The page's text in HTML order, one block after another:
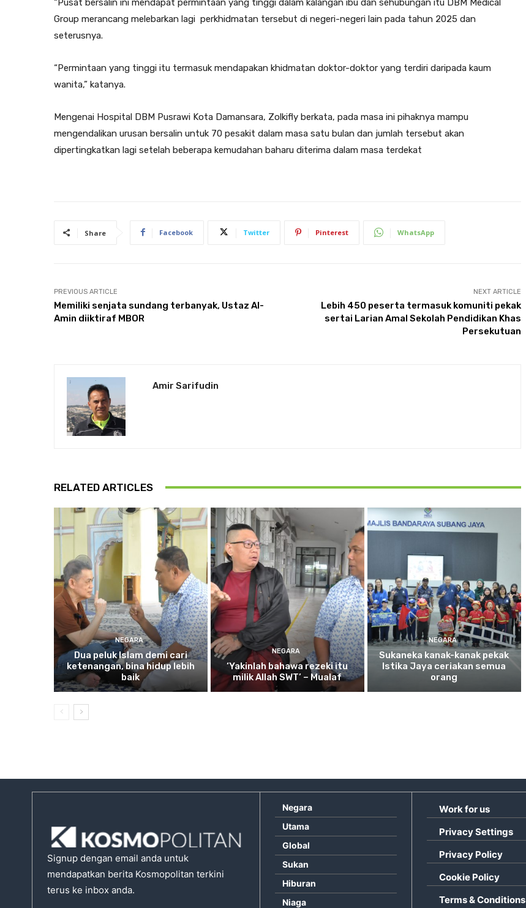
“Pusat bersalin ini mendapat permintaan yang tinggi dalam kalangan ibu dan sehubungan itu DBM Medical
Group merancang melebarkan lagi perkhidmatan tersebut di negeri-negeri lain pada tahun 2025 dan
seterusnya.
“Permintaan yang tinggi itu termasuk mendapakan khidmatan doktor-doktor yang terdiri daripada kaum
wanita,” katanya.
Mengenai Hospital DBM Pusrawi Kota Damansara, Zolkifly berkata, pada masa ini pihaknya mampu
mengendalikan urusan bersalin untuk 70 pesakit dalam masa satu bulan dan jumlah tersebut akan
dipertingkatkan lagi setelah beberapa kemudahan baharu diterima dalam masa terdekat
Share Facebook Twitter Pinterest WhatsApp
PREVIOUS ARTICLE
Memiliki senjata sundang terbanyak, Ustaz Al-
Amin diiktiraf MBOR
NEXT ARTICLE
Lebih 450 peserta termasuk komuniti pekak
sertai Larian Amal Sekolah Pendidikan Khas
Persekutuan
Amir Sarifudin
RELATED ARTICLES
NEGARA
Duapeluk Islam demi cari
ketenangan, bina hidup lebih
baik
NEGARA
‘Yakinlahbahawa rezeki itu
milik Allah SWT’ – Mualaf
NEGARA
Sukaneka kanak-kanak pekak
Istika Jaya ceriakan semua
orang
Signup dengan email anda untuk
mendapatkan berita Kosmopolitan terkini
terus ke inbox anda.
Negara
Utama
Global
Sukan
Hiburan
Niaga
Work for us
Privacy Settings
Privacy Policy
Cookie Policy
Terms & Conditions